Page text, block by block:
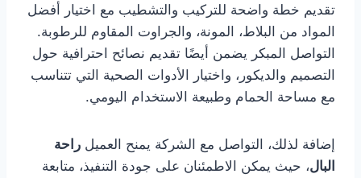
تقديم خطة واضحة للتركيب والتشطيب مع اختيار أفضل
المواد من البلاط، المونة، والجراوت المقاوم للرطوبة.
التواصل المبكر يضمن أيضًا تقديم نصائح احترافية حول
التصميم والديكور، واختيار الأدوات الصحية التي تتناسب
مع مساحة الحمام وطبيعة الاستخدام اليومي.
إضافة لذلك، التواصل مع الشركة يمنح العميل راحة
البال، حيث يمكن الاطمئنان على جودة التنفيذ، متابعة